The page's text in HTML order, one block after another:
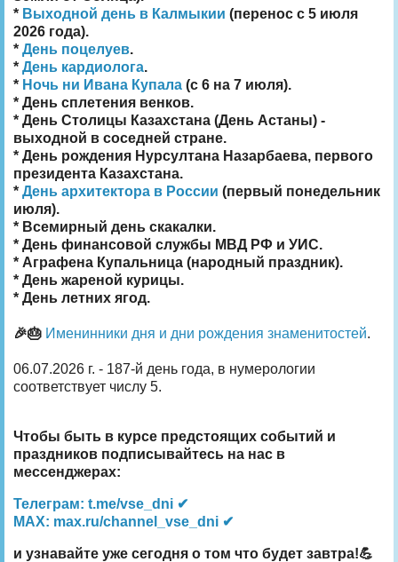
* Выходной день в Калмыкии (перенос с 5 июля
2026 года).
* День поцелуев.
* День кардиолога.
* Ночь ни Ивана Купала (с 6 на 7 июля).
* День сплетения венков.
* День Столицы Казахстана (День Астаны) -
выходной в соседней стране.
* День рождения Нурсултана Назарбаева, первого
президента Казахстана.
* День архитектора в России (первый понедельник
июля).
* Всемирный день скакалки.
* День финансовой службы МВД РФ и УИС.
* Аграфена Купальница (народный праздник).
* День жареной курицы.
* День летних ягод.
🎉🎂 Именинники дня и дни рождения знаменитостей.
06.07.2026 г. - 187-й день года, в нумерологии
соответствует числу 5.
Чтобы быть в курсе предстоящих событий и
праздников подписывайтесь на нас в
мессенджерах:
Телеграм: t.me/vse_dni ✔
MAX: max.ru/channel_vse_dni ✔
и узнавайте уже сегодня о том что будет завтра!💪